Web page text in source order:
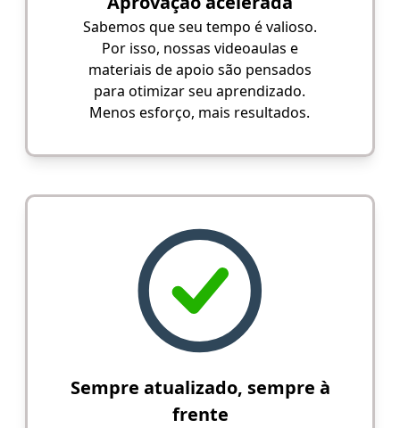
Sabemos que seu tempo é valioso.
Por isso, nossas videoaulas e
materiais de apoio são pensados
para otimizar seu aprendizado.
Menos esforço, mais resultados.
Sempre atualizado, sempre à
frente